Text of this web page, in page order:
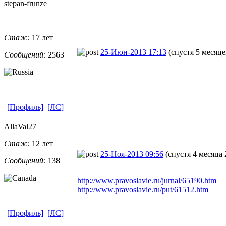
stepan-frunz​e
Стаж: 17 лет
Сообщений: 2563 25-Июн-2013 17:13 (спустя 5
[Профиль] [ЛС]
AllaVal27
Стаж: 12 лет
Сообщений: 138
25-Ноя-2013 09:56 (спустя 4 месяца
http://www.pravoslavie.ru/jurnal/65190.htm
http://www.pravoslavie.ru/put/61512.htm
[Профиль] [ЛС]